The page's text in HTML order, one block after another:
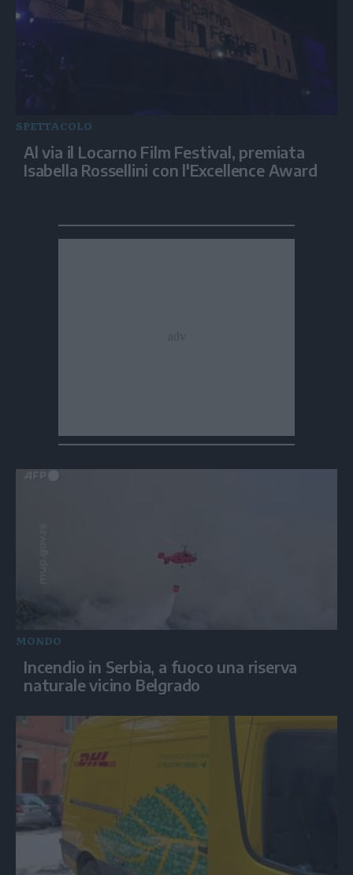
SPETTACOLO
Al via il Locarno Film Festival, premiata
Isabella Rossellini con l'Excellence Award
MONDO
Incendio in Serbia, a fuoco una riserva
naturale vicino Belgrado